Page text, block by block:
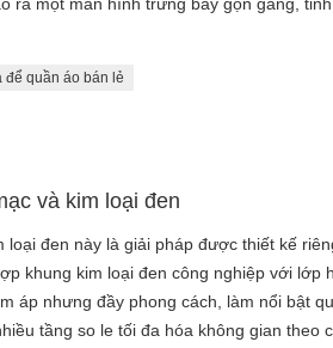
để quần áo bán lẻ
và kim loại đen
đen này là giải pháp được thiết kế
khung kim loại đen công nghiệp với lớp
áp nhưng đầy phong cách, làm nổi bật
tầng so le tối đa hóa không gian theo